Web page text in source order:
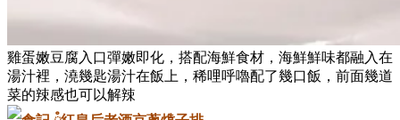
雞蛋嫩豆腐入口彈嫩即化，搭配海鮮食材，海鮮鮮味都融入在
湯汁裡，澆幾匙湯汁在飯上，稀哩呼嚕配了幾口飯，前面幾道
菜的辣感也可以解辣